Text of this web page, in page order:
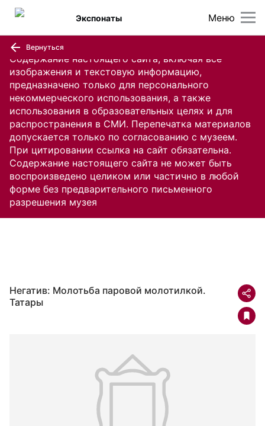
Содержание настоящего сайта, включая все
изображения и текстовую информацию,
предназначено только для персонального
некоммерческого использования, а также
использования в образовательных целях и для
распространения в СМИ. Перепечатка материалов
допускается только по согласованию с музеем.
При цитировании ссылка на сайт обязательна.
Содержание настоящего сайта не может быть
воспроизведено целиком или частично в любой
форме без предварительного письменного
разрешения музея
Меню
Экспонаты
Вернуться
Негатив: Молотьба паровой молотилкой.
Татары